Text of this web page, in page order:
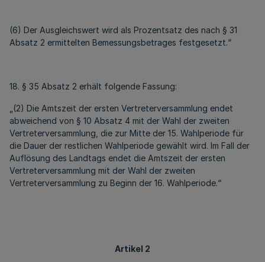
(6) Der Ausgleichswert wird als Prozentsatz des nach § 31
Absatz 2 ermittelten Bemessungsbetrages festgesetzt.“
18. § 35 Absatz 2 erhält folgende Fassung:
„(2) Die Amtszeit der ersten Vertreterversammlung endet
abweichend von § 10 Absatz 4 mit der Wahl der zweiten
Vertreterversammlung, die zur Mitte der 15. Wahlperiode für
die Dauer der restlichen Wahlperiode gewählt wird. Im Fall der
Auflösung des Landtags endet die Amtszeit der ersten
Vertreterversammlung mit der Wahl der zweiten
Vertreterversammlung zu Beginn der 16. Wahlperiode.“
Artikel 2